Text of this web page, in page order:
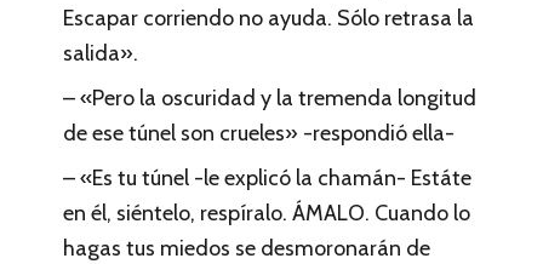
Escapar corriendo no ayuda. Sólo retrasa la
salida».
– «Pero la oscuridad y la tremenda longitud
de ese túnel son crueles» -respondió ella-
– «Es tu túnel -le explicó la chamán- Estáte
en él, siéntelo, respíralo. ÁMALO. Cuando lo
hagas tus miedos se desmoronarán de